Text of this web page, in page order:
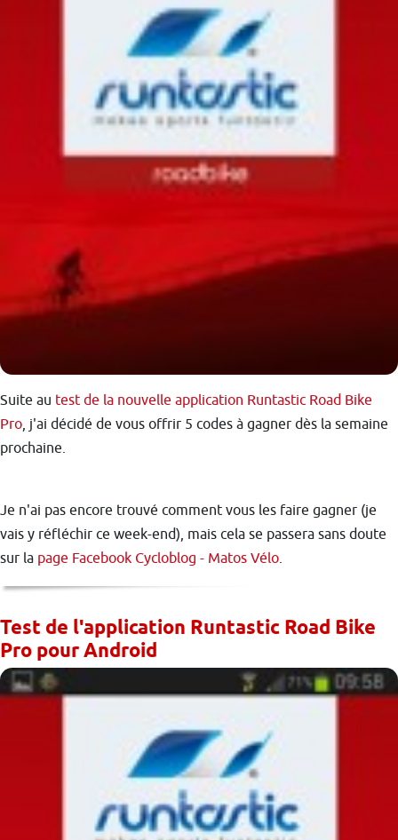
Suite au test de la nouvelle application Runtastic Road Bike
Pro, j'ai décidé de vous offrir 5 codes à gagner dès la semaine
prochaine.
Je n'ai pas encore trouvé comment vous les faire gagner (je
vais y réfléchir ce week-end), mais cela se passera sans doute
sur la page Facebook Cycloblog - Matos Vélo.
Test de l'application Runtastic Road Bike
Pro pour Android